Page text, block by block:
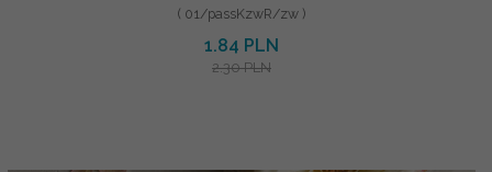
( 01/passKzwR/zw )
1.84 PLN
2.30 PLN